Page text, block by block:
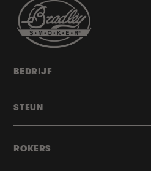
ROKERS
BEDRIJF
STEUN